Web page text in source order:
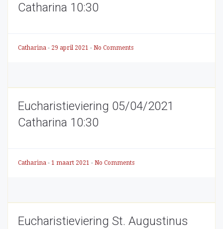
Catharina 10:30
Catharina - 29 april 2021 - No Comments
Eucharistieviering 05/04/2021
Catharina 10:30
Catharina - 1 maart 2021 - No Comments
Eucharistieviering St. Augustinus